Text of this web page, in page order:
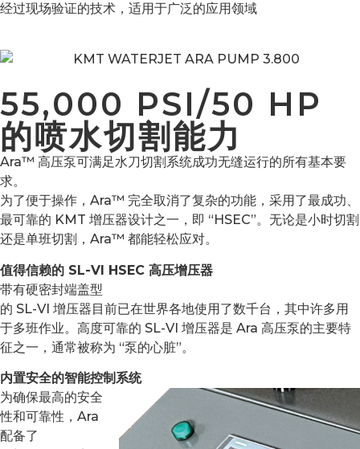
经过现场验证的技术，适用于广泛的应用领域
55,000 PSI/50 HP
的喷水切割能力
Ara™ 高压泵可满足水刀切割系统成功无缝运行的所有基本要
求。
为了便于操作，Ara™ 完全取消了复杂的功能，采用了最成功、
最可靠的 KMT 增压器设计之一，即 “HSEC”。无论是小时切割
还是单班切割，Ara™ 都能轻松应对。
值得信赖的 SL-VI HSEC 高压增压器
带有硬密封端盖型
的 SL-VI 增压器目前已在世界各地使用了数千台，其中许多用
于多班作业。高度可靠的 SL-VI 增压器是 Ara 高压泵的主要特
征之一，通常被称为 “泵的心脏”。
内置安全的智能控制系统
为确保最高的安全
性和可靠性，Ara
配备了